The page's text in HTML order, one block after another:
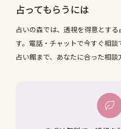
占ってもらうには
占いの森では、 透視を得意とす
す。電話・チャットで今すぐ相
占い館まで、あなたに合った相談